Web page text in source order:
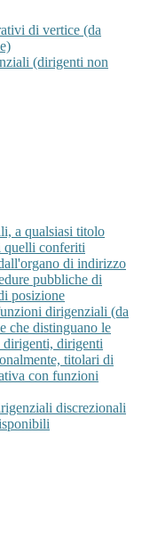
di vertice (da
(dirigenti non
a qualsiasi titolo
conferiti
di indirizzo
pubbliche di
posizione
dirigenziali (da
che distinguano le
dirigenti, dirigenti
titolari di
con funzioni
discrezionali